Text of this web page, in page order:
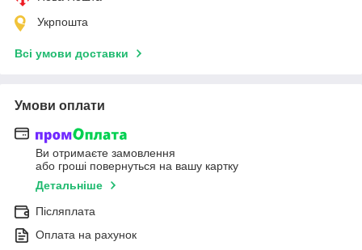
Укрпошта
Всі умови доставки
Умови оплати
Ви отримаєте замовлення
або гроші повернуться на вашу картку
Детальніше
Післяплата
Оплата на рахунок